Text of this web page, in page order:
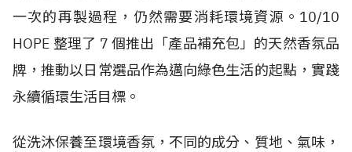
一次的再製過程，仍然需要消耗環境資源。10/10
HOPE 整理了 7 個推出「產品補充包」的天然香氛品
牌，推動以日常選品作為邁向綠色生活的起點，實踐
永續循環生活目標。
從洗沐保養至環境香氛，不同的成分、質地、氣味，